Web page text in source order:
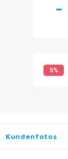
5%
Kundenfotos